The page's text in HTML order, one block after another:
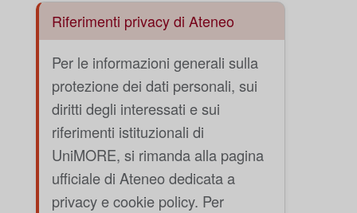
Riferimenti privacy di Ateneo
Per le informazioni generali sulla
protezione dei dati personali, sui
diritti degli interessati e sui
riferimenti istituzionali di
UniMORE, si rimanda alla pagina
ufficiale di Ateneo dedicata a
privacy e cookie policy. Per